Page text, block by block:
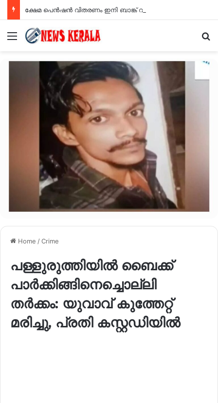
Menu
Home /Crime
പള്ളുരുത്തിയിൽ ബൈക്ക്
പാർക്കിങ്ങിനെച്ചൊല്ലി
തർക്കം: യുവാവ് കുത്തേറ്റ്
മരിച്ചു, പ്രതി കസ്റ്റഡിയിൽ